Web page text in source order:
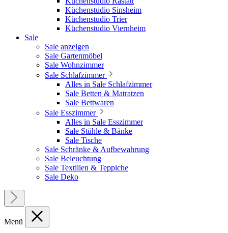
Küchenstudio Sinsheim
Küchenstudio Trier
Küchenstudio Viernheim
Sale
Sale anzeigen
Sale Gartenmöbel
Sale Wohnzimmer
Sale Schlafzimmer
Alles in Sale Schlafzimmer
Sale Betten & Matratzen
Sale Bettwaren
Sale Esszimmer
Alles in Sale Esszimmer
Sale Stühle & Bänke
Sale Tische
Sale Schränke & Aufbewahrung
Sale Beleuchtung
Sale Textilien & Teppiche
Sale Deko
Menü